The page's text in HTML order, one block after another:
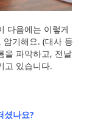
다음에는 이렇게
기해요. (대사 등
을 파악하고, 전날
고 있습니다.
셨나요?